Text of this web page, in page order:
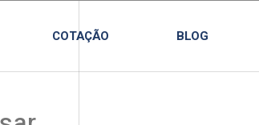
COTAÇÃO BLOG